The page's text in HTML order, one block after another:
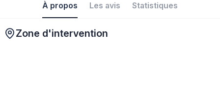
À propos Les avis Statistiques
Zone d'intervention